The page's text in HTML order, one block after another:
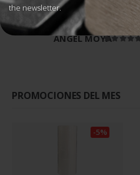
the newsletter.enviado sin coste al
de precintos.
ANGEL MOYA
PROMOCIONES DEL MES
-5%